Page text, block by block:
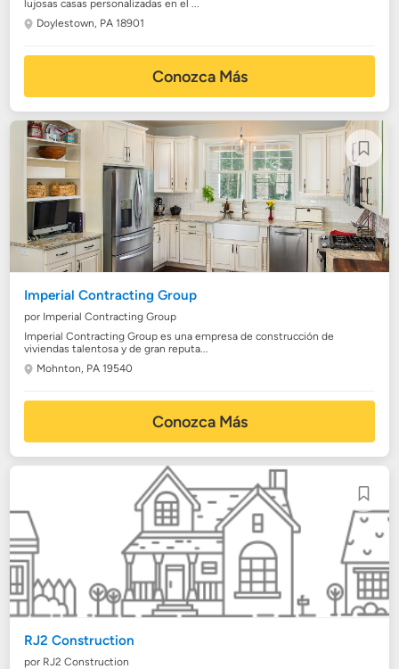
lujosas casas personalizadas en el ...
Doylestown, PA 18901
Conozca Más
Imperial Contracting Group
por Imperial Contracting Group
Imperial Contracting Group es una empresa de construcción de
viviendas talentosa y de gran reputa...
Mohnton, PA 19540
Conozca Más
RJ2 Construction
por RJ2 Construction